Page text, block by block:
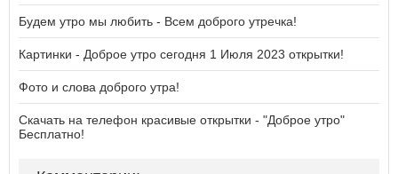
Будем утро мы любить - Всем доброго утречка!
Картинки - Доброе утро сегодня 1 Июля 2023 открытки!
Фото и слова доброго утра!
Скачать на телефон красивые открытки - "Доброе утро"
Бесплатно!